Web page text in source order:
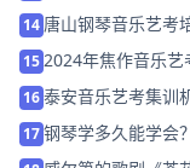
14 唐山钢琴音乐艺考
15 2024年焦作音乐艺
16泰安音乐艺考集训
17钢琴学多久能学会？